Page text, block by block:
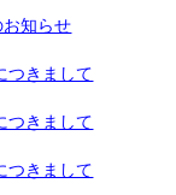
知らせ
つきまして
つきまして
つきまして